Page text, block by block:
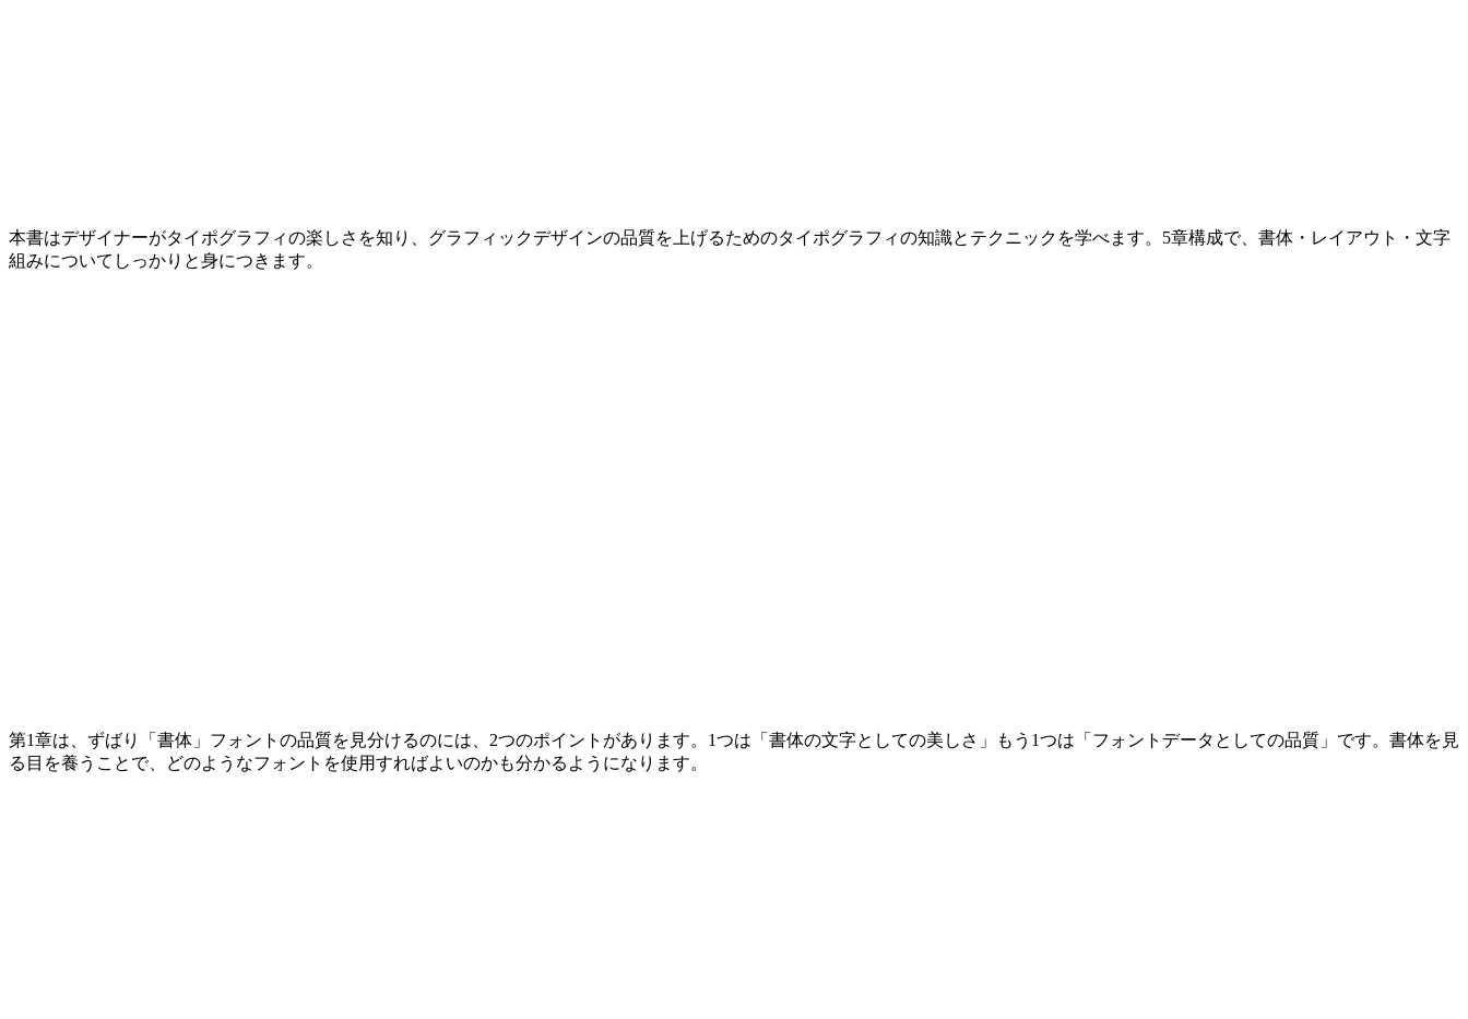
本書はデザイナーがタイポグラフィの楽しさを知り、グラフィックデザインの品質を上げるためのタイポグラフィの知識とテクニックを学べます。5章構成で、書体・レイアウト・文字
組みについてしっかりと身につきます。
第1章は、ずばり「書体」フォントの品質を見分けるのには、2つのポイントがあります。1つは「書体の文字としての美しさ」もう1つは「フォントデータとしての品質」です。書体を見
る目を養うことで、どのようなフォントを使用すればよいのかも分かるようになります。